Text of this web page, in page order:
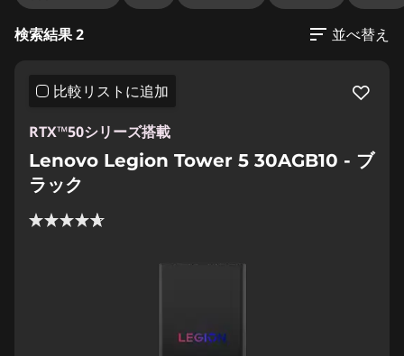
検索結果 2 並べ替え
比較リストに追加
RTX™50シリーズ搭載
Lenovo Legion Tower 5 30AGB10 - ブ
ラック